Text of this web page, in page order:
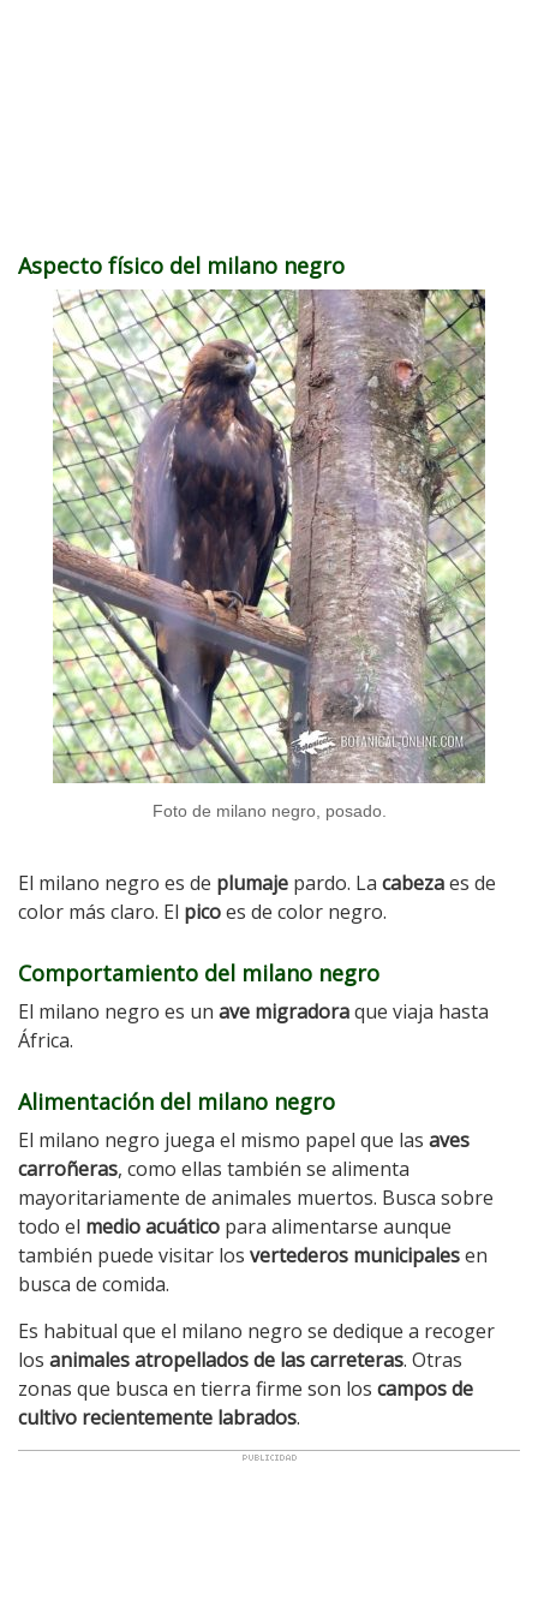
Aspecto físico del milano negro
Foto de milano negro, posado.
El milano negro es de plumaje pardo. La cabezaes de
color más claro. El picoes de color negro.
Comportamiento del milano negro
El milano negro es un ave migradoraque viaja hasta
África.
Alimentación del milano negro
El milano negro juega el mismo papel que las aves
carroñeras, como ellas también se alimenta
mayoritariamente de animales muertos. Busca sobre
todo el medio acuático para alimentarse aunque
también puede visitar los vertederos municipalesen
busca de comida.
Es habitual que el milano negro se dedique a recoger
los animales atropellados de las carreteras. Otras
zonas que busca en tierra firme son los campos de
cultivo recientemente labrados.